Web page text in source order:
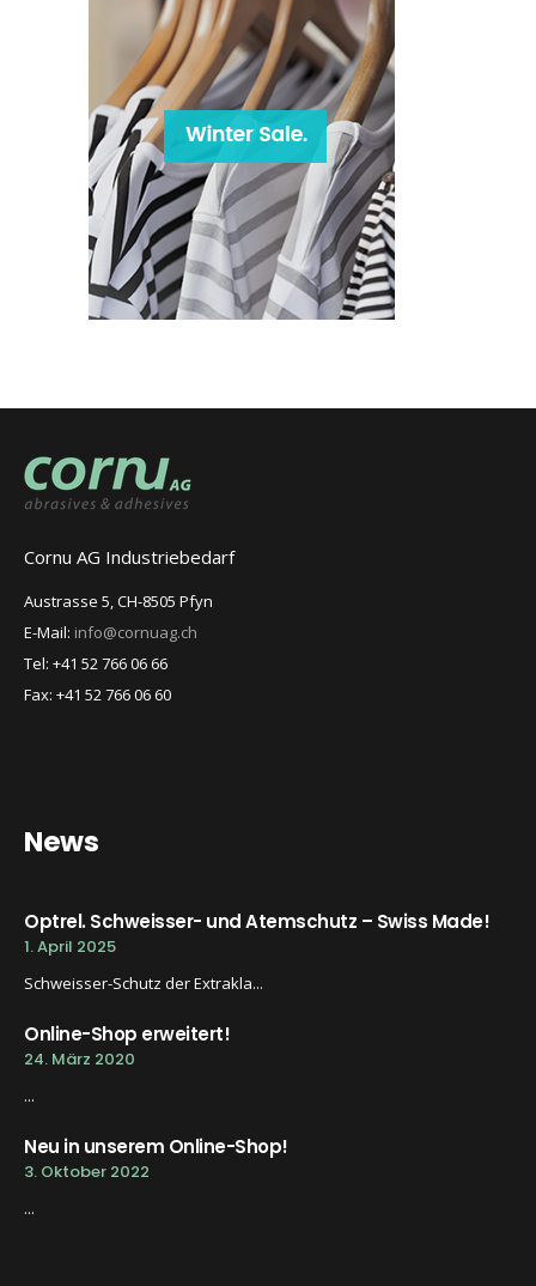
Cornu AG Industriebedarf
Austrasse 5, CH-8505 Pfyn
E-Mail: info@cornuag.ch
Tel: +41 52 766 06 66
Fax: +41 52 766 06 60
News
Optrel. Schweisser- und Atemschutz – Swiss Made!
1. April 2025
Schweisser-Schutz der Extrakla...
Online-Shop erweitert!
24. März 2020
...
Neu in unserem Online-Shop!
3. Oktober 2022
...